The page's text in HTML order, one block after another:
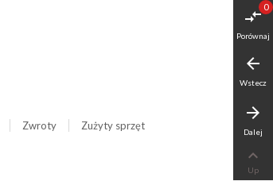
Zwroty
Zużyty sprzęt
compare_arrows
Porównaj
0
arrow_back
Wstecz
arrow_forward
Dalej

Up